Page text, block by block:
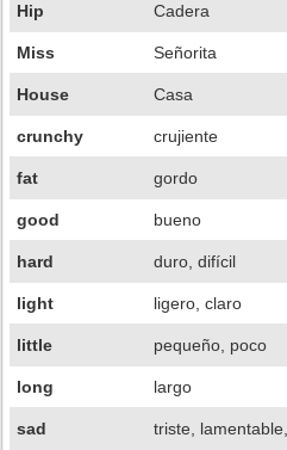
Hip Cadera
Miss Señorita
House Casa
crunchy crujiente
fat gordo
good bueno
hard duro, difícil
light ligero, claro
little pequeño, poco
long largo
sad triste,